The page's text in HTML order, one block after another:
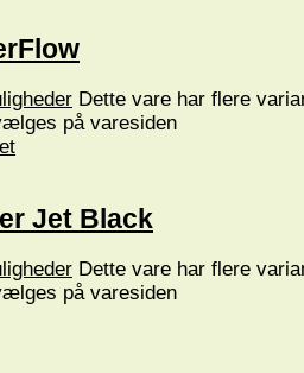
Dette vare har flere
på varesiden
Jet Black
Dette vare har flere
på varesiden